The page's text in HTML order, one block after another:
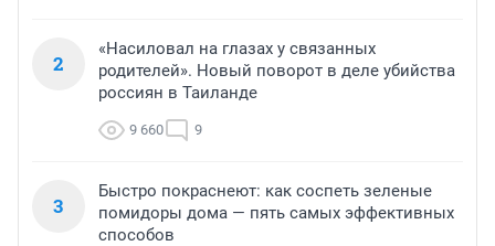
2
«Насиловал на глазах у связанных
родителей». Новый поворот в деле убийства
россиян в Таиланде
9 660 9
3
Быстро покраснеют: как соспеть зеленые
помидоры дома — пять самых эффективных
способов